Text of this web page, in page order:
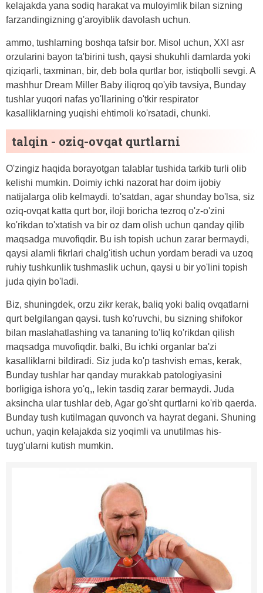
kelajakda yana sodiq harakat va muloyimlik bilan sizning
farzandingizning g'aroyiblik davolash uchun.
ammo, tushlarning boshqa tafsir bor. Misol uchun, XXI asr
orzularini bayon ta'birini tush, qaysi shukuhli damlarda yoki
qiziqarli, taxminan, bir, deb bola qurtlar bor, istiqbolli sevgi. A
mashhur Dream Miller Baby iliqroq qo'yib tavsiya, Bunday
tushlar yuqori nafas yo'llarining o'tkir respirator
kasalliklarning yuqishi ehtimoli ko'rsatadi, chunki.
talqin - oziq-ovqat qurtlarni
O'zingiz haqida borayotgan talablar tushida tarkib turli olib
kelishi mumkin. Doimiy ichki nazorat har doim ijobiy
natijalarga olib kelmaydi. to'satdan, agar shunday bo'lsa, siz
oziq-ovqat katta qurt bor, iloji boricha tezroq o'z-o'zini
ko'rikdan to'xtatish va bir oz dam olish uchun qanday qilib
maqsadga muvofiqdir. Bu ish topish uchun zarar bermaydi,
qaysi alamli fikrlari chalg'itish uchun yordam beradi va uzoq
ruhiy tushkunlik tushmaslik uchun, qaysi u bir yo'lini topish
juda qiyin bo'ladi.
Biz, shuningdek, orzu zikr kerak, baliq yoki baliq ovqatlarni
qurt belgilangan qaysi. tush ko'ruvchi, bu sizning shifokor
bilan maslahatlashing va tananing to'liq ko'rikdan qilish
maqsadga muvofiqdir. balki, Bu ichki organlar ba'zi
kasalliklarni bildiradi. Siz juda ko'p tashvish emas, kerak,
Bunday tushlar har qanday murakkab patologiyasini
borligiga ishora yo'q,, lekin tasdiq zarar bermaydi. Juda
aksincha ular tushlar deb, Agar go'sht qurtlarni ko'rib qaerda.
Bunday tush kutilmagan quvonch va hayrat degani. Shuning
uchun, yaqin kelajakda siz yoqimli va unutilmas his-
tuyg'ularni kutish mumkin.